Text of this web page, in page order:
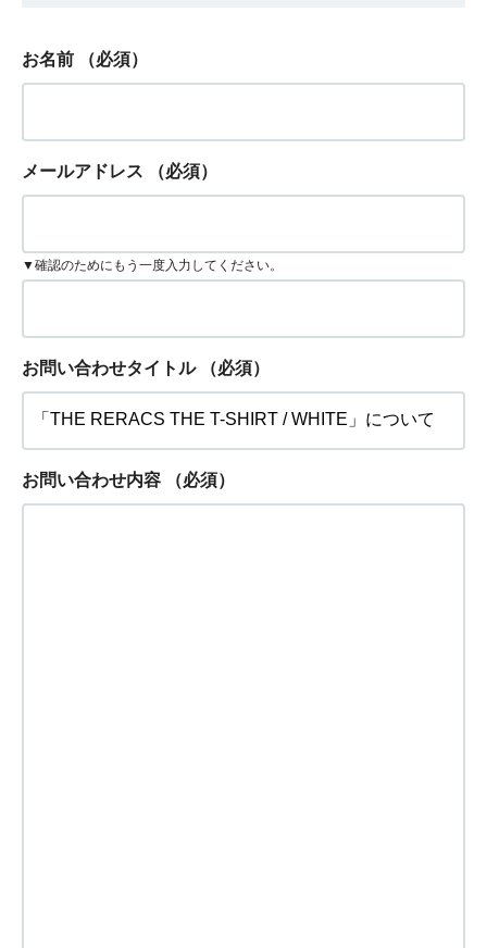
お名前 （必須）
メールアドレス （必須）
▼確認のためにもう一度入力してください。
お問い合わせタイトル （必須）
お問い合わせ内容 （必須）